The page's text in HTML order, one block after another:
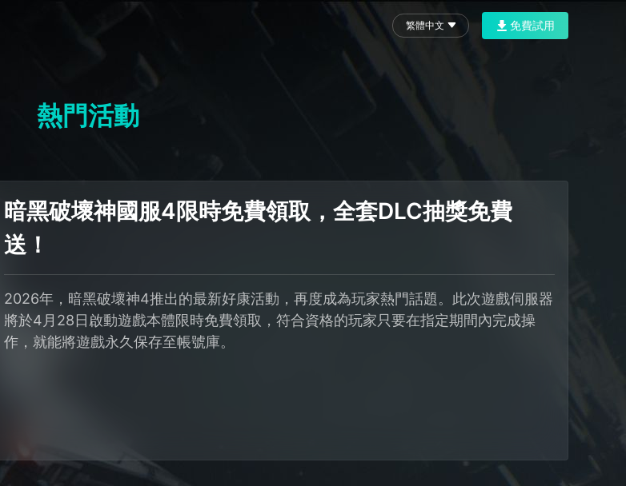
繁體中文 免費試用
熱門活動
暗黑破壞神國服4限時免費領取，全套DLC抽獎免費
送！
2026年，暗黑破壞神4推出的最新好康活動，再度成為玩家熱門話題。此次遊戲伺服器
將於4月28日啟動遊戲本體限時免費領取，符合資格的玩家只要在指定期間內完成操
作，就能將遊戲永久保存至帳號庫。